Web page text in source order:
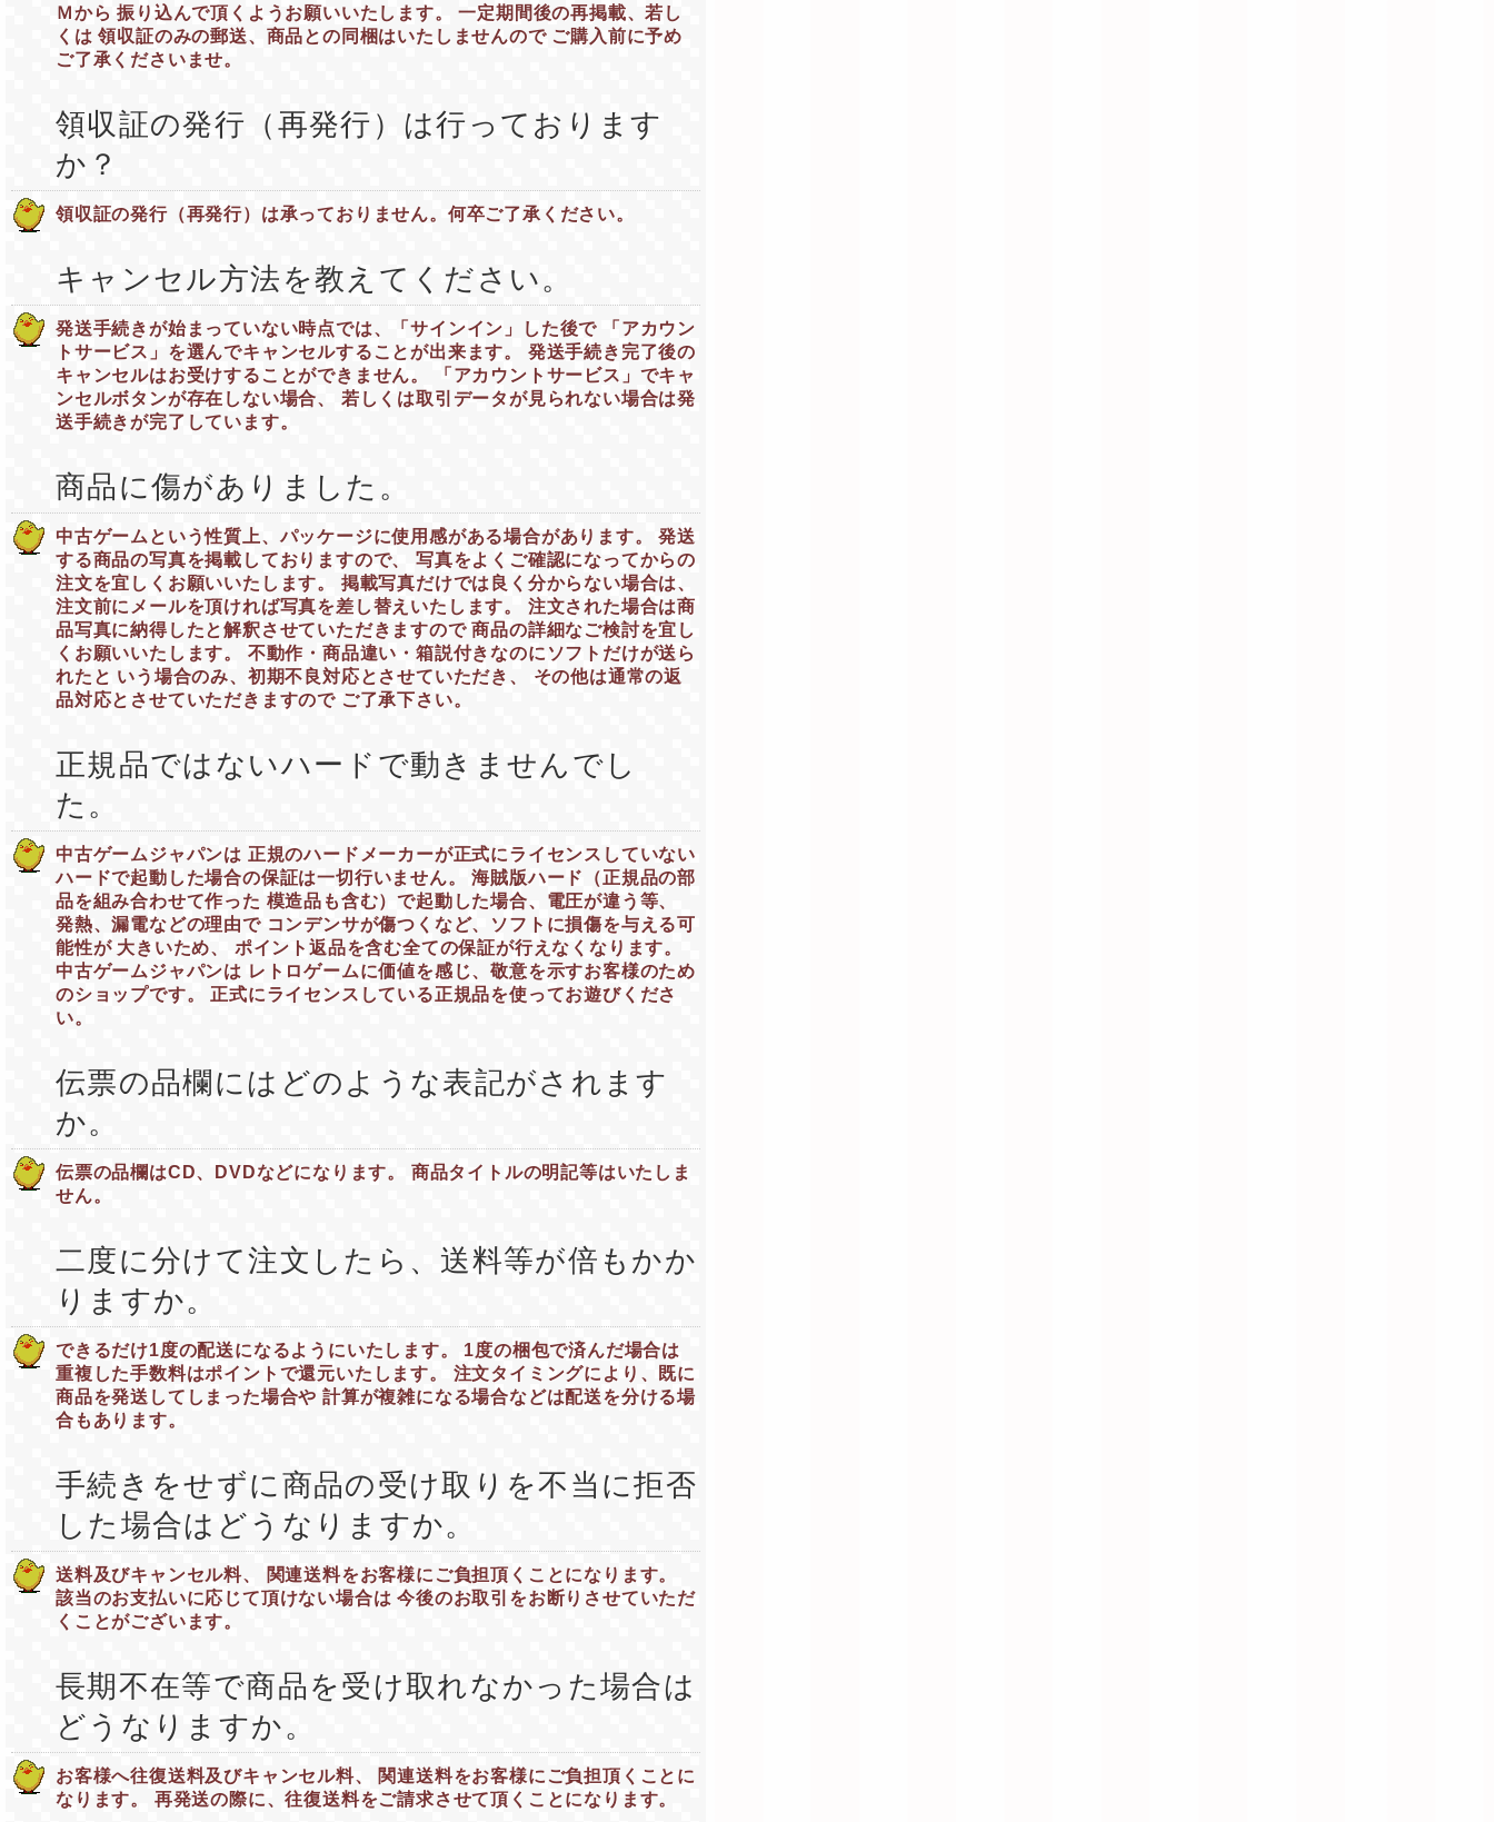
Ｍから 振り込んで頂くようお願いいたします。 一定期間後の再掲載、若し
くは 領収証のみの郵送、商品との同梱はいたしませんので ご購入前に予め
ご了承くださいませ。
領収証の発行（再発行）は行っております
か？
領収証の発行（再発行）は承っておりません。何卒ご了承ください。
キャンセル方法を教えてください。
発送手続きが始まっていない時点では、「サインイン」した後で 「アカウン
トサービス」を選んでキャンセルすることが出来ます。 発送手続き完了後の
キャンセルはお受けすることができません。 「アカウントサービス」でキャ
ンセルボタンが存在しない場合、 若しくは取引データが見られない場合は発
送手続きが完了しています。
商品に傷がありました。
中古ゲームという性質上、パッケージに使用感がある場合があります。 発送
する商品の写真を掲載しておりますので、 写真をよくご確認になってからの
注文を宜しくお願いいたします。 掲載写真だけでは良く分からない場合は、
注文前にメールを頂ければ写真を差し替えいたします。 注文された場合は商
品写真に納得したと解釈させていただきますので 商品の詳細なご検討を宜し
くお願いいたします。 不動作・商品違い・箱説付きなのにソフトだけが送ら
れたと いう場合のみ、初期不良対応とさせていただき、 その他は通常の返
品対応とさせていただきますので ご了承下さい。
正規品ではないハードで動きませんでし
た。
中古ゲームジャパンは 正規のハードメーカーが正式にライセンスしていない
ハードで起動した場合の保証は一切行いません。 海賊版ハード（正規品の部
品を組み合わせて作った 模造品も含む）で起動した場合、電圧が違う等、
発熱、漏電などの理由で コンデンサが傷つくなど、ソフトに損傷を与える可
能性が 大きいため、 ポイント返品を含む全ての保証が行えなくなります。
中古ゲームジャパンは レトロゲームに価値を感じ、敬意を示すお客様のため
のショップです。 正式にライセンスしている正規品を使ってお遊びくださ
い。
伝票の品欄にはどのような表記がされます
か。
伝票の品欄はCD、DVDなどになります。 商品タイトルの明記等はいたしま
せん。
二度に分けて注文したら、送料等が倍もかか
りますか。
できるだけ1度の配送になるようにいたします。 1度の梱包で済んだ場合は
重複した手数料はポイントで還元いたします。 注文タイミングにより、既に
商品を発送してしまった場合や 計算が複雑になる場合などは配送を分ける場
合もあります。
手続きをせずに商品の受け取りを不当に拒否
した場合はどうなりますか。
送料及びキャンセル料、 関連送料をお客様にご負担頂くことになります。
該当のお支払いに応じて頂けない場合は 今後のお取引をお断りさせていただ
くことがございます。
長期不在等で商品を受け取れなかった場合は
どうなりますか。
お客様へ往復送料及びキャンセル料、 関連送料をお客様にご負担頂くことに
なります。 再発送の際に、往復送料をご請求させて頂くことになります。